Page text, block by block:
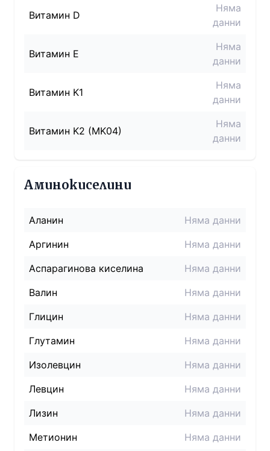
Витамин D
Няма
данни
Витамин E
Няма
данни
Витамин K1
Няма
данни
Витамин K2 (MK04)
Няма
данни
Аминокиселини
Аланин
Няма данни
Аргинин
Няма данни
Аспарагинова киселина
Няма данни
Валин
Няма данни
Глицин
Няма данни
Глутамин
Няма данни
Изолевцин
Няма данни
Левцин
Няма данни
Лизин
Няма данни
Метионин
Няма данни